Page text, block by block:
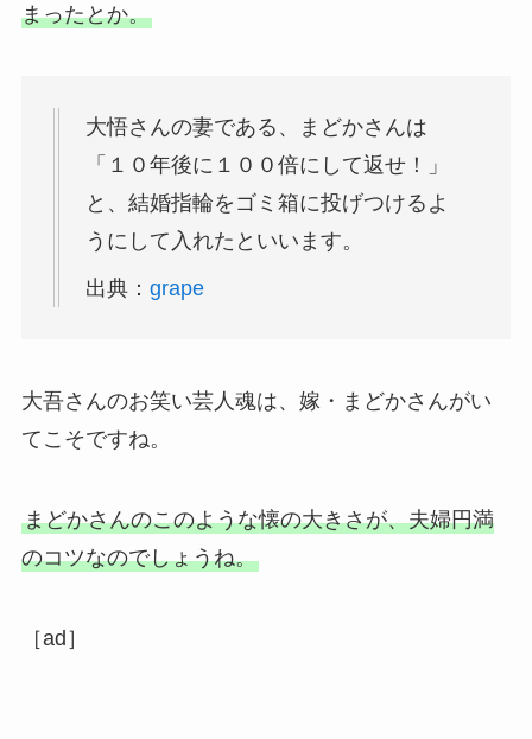
まったとか。
大悟さんの妻である、まどかさんは
「１０年後に１００倍にして返せ！」
と、結婚指輪をゴミ箱に投げつけるよ
うにして入れたといいます。
出典： grape
大吾さんのお笑い芸人魂は、嫁・まどかさんがい
てこそですね。
まどかさんのこのような懐の大きさが、夫婦円満
のコツなのでしょうね。
［ad］